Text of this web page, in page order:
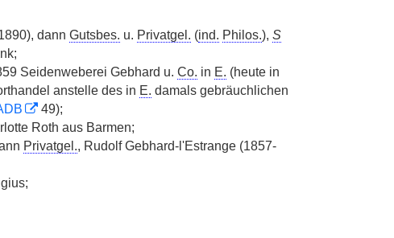
dann Gutsbes. u. Privatgel. (ind. Philos.), S
Seidenweberei Gebhard u. Co. in E. (heute in
anstelle des in E. damals gebräuchlichen
49);
Roth aus Barmen;
Privatgel., Rudolf Gebhard-l'Estrange (1857-